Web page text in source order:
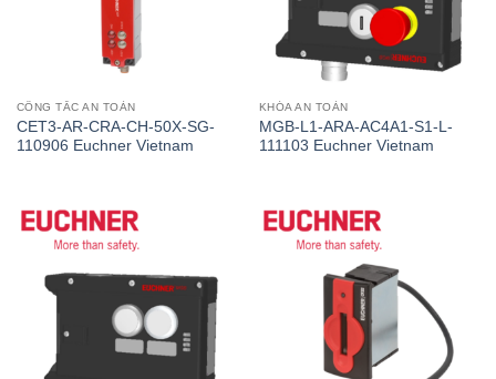
CÔNG TẮC AN TOÀN
CET3-AR-CRA-CH-50X-SG-
110906 Euchner Vietnam
KHÓA AN TOÀN
MGB-L1-ARA-AC4A1-S1-L-
111103 Euchner Vietnam